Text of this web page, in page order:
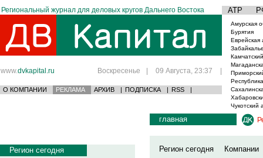
Региональный журнал для деловых кругов Дальнего Востока АТР
www.dvkapital.ru Воскресенье | 09 Августа, 23:37 |
О КОМПАНИИ РЕКЛАМА АРХИВ | ПОДПИСКА | RSS |
Амурская
Бурятия
Еврейская
Чукотский
Регион сегодня
главная
Регион сегодня
Компании